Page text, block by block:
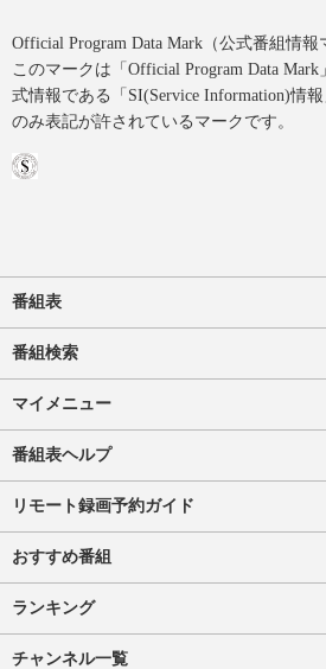
Official Program Data Mark（公式番組情報
このマークは「Official Program Data
式情報である「SI(Service Information)情
のみ表記が許されているマークです。
番組表
番組検索
マイメニュー
番組表ヘルプ
リモート録画予約ガイド
おすすめ番組
ランキング
チャンネル一覧